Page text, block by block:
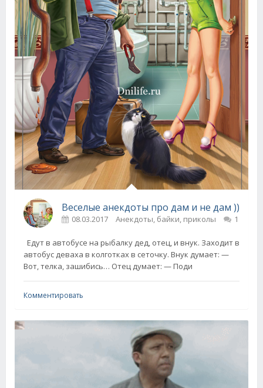
Веселые анекдоты про дам и не дам ))
08.03.2017 Анекдоты, байки, приколы 1
Едут в автобусе на рыбалку дед, отец, и внук. Заходит в
автобус деваха в колготках в сеточку. Внук думает: —
Вот, телка, зашибись… Отец думает: — Поди
Комментировать